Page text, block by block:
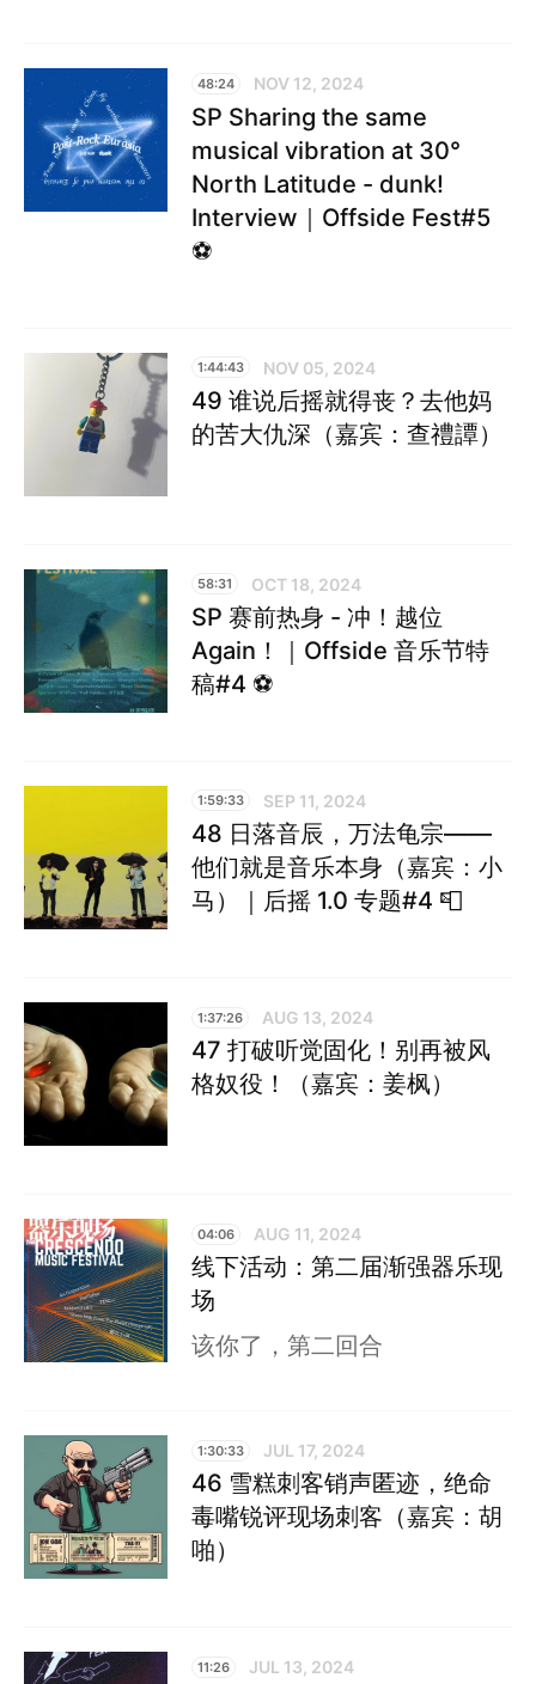
48:24 NOV 12, 2024
SP Sharing the same
musical vibration at 30°
North Latitude - dunk!
Interview｜Offside Fest#5
⚽️
1:44:43 NOV 05, 2024
49 谁说后摇就得丧？去他妈
的苦大仇深（嘉宾：查禮譚）
58:31 OCT 18, 2024
SP 赛前热身 - 冲！越位
Again！｜Offside 音乐节特
稿#4 ⚽️
1:59:33 SEP 11, 2024
48 日落音辰，万法龟宗——
他们就是音乐本身（嘉宾：小
马）｜后摇 1.0 专题#4 📮
1:37:26 AUG 13, 2024
47 打破听觉固化！别再被风
格奴役！（嘉宾：姜枫）
04:06 AUG 11, 2024
线下活动：第二届渐强器乐现
场
该你了，第二回合
1:30:33 JUL 17, 2024
46 雪糕刺客销声匿迹，绝命
毒嘴锐评现场刺客（嘉宾：胡
啪）
11:26 JUL 13, 2024